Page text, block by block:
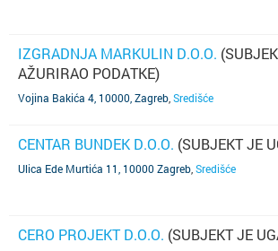
IZGRADNJA MARKULIN D.O.O.
AŽURIRAO PODATKE)
Vojina Bakića 4, 10000, Zagreb Središće
CENTAR BUNDEK D.O.O. (SUBJEKT JE
Ulica Ede Murtića 11, 10000 Zagreb Središće
CERO PROJEKT D.O.O. (SUBJEKT JE